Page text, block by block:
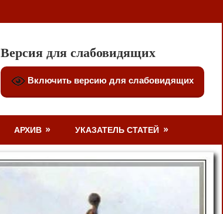
Версия для слабовидящих
Включить версию для слабовидящих
АРХИВ УКАЗАТЕЛЬ СТАТЕЙ